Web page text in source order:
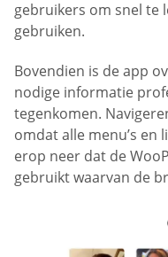
gebruikers om snel te
gebruiken.
Bovendien is de app
nodige informatie
tegenkomen.
omdat alle menu’s en
erop neer dat de
gebruikt waarvan de